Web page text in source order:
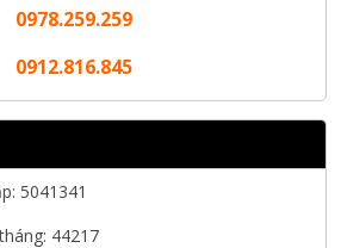
ĐẦU MAY MẮN, VỮNG BƯỚC
MỚI 2026
END PARTY 2025 – ĐỒNG HÀNH
0978.259.259
0912.816.845
5041341
44217